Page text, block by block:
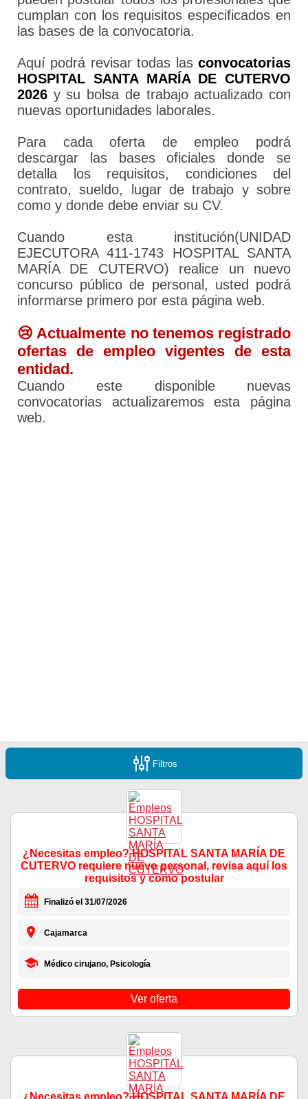
cumplan con los requisitos especificados en
las bases de la convocatoria.
Aquí podrá revisar todas las convocatorias
HOSPITAL SANTA MARÍA DE CUTERVO
2026 y su bolsa de trabajo actualizado con
nuevas oportunidades laborales.
Para cada oferta de empleo podrá
descargar las bases oficiales donde se
detalla los requisitos, condiciones del
contrato, sueldo, lugar de trabajo y sobre
como y donde debe enviar su CV.
Cuando esta institución(UNIDAD
EJECUTORA 411-1743 HOSPITAL SANTA
MARÍA DE CUTERVO) realice un nuevo
concurso público de personal, usted podrá
informarse primero por esta página web.
😢 Actualmente no tenemos registrado
ofertas de empleo vigentes de esta
entidad.
Cuando este disponible nuevas
convocatorias actualizaremos esta página
web.
Filtros
¿Necesitas empleo? HOSPITAL SANTA MARÍA DE
CUTERVO requiere nuevo personal, revisa aquí los
requisitos y como postular
Finalizó el 31/07/2026
Cajamarca
Médico cirujano, Psicología
Ver oferta